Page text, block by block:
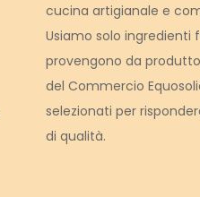
cucina artigianale e
Usiamo solo ingredienti
provengono da
del Commercio
selezionati per
di qualità.